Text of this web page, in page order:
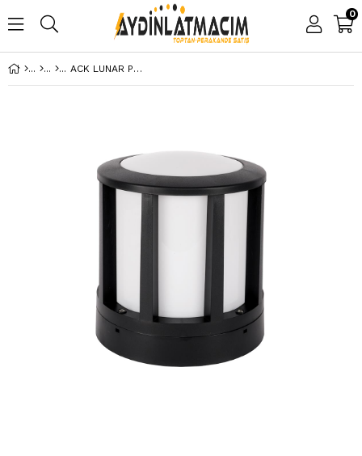
0
ACK LUNAR PC BAHCE SET USTU ARMATURU E27 22,5MMX27MM AG55-08021